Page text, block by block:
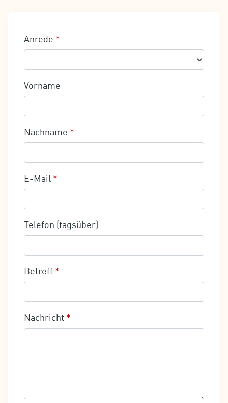
Anrede *
Vorname
Nachname *
E-Mail *
Telefon (tagsüber)
Betreff *
Nachricht *